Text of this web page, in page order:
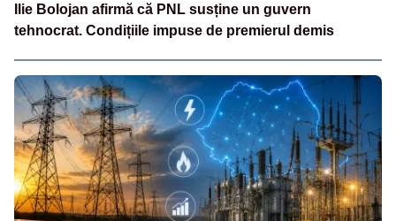
Ilie Bolojan afirmă că PNL susține un guvern
tehnocrat. Condițiile impuse de premierul demis